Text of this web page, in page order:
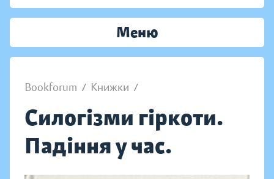
Меню
Bookforum / Книжки /
Силогізми гіркоти.
Падіння у час.